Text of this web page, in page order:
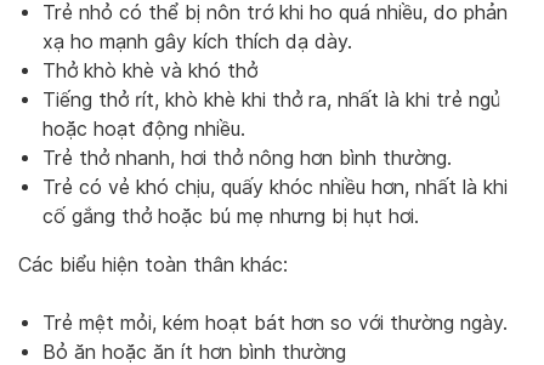
Trẻ nhỏ có thể bị nôn trớ khi ho quá nhiều, do phản
xạ ho mạnh gây kích thích dạ dày.
Thở khò khè và khó thở
Tiếng thở rít, khò khè khi thở ra, nhất là khi trẻ ngủ
hoặc hoạt động nhiều.
Trẻ thở nhanh, hơi thở nông hơn bình thường.
Trẻ có vẻ khó chịu, quấy khóc nhiều hơn, nhất là khi
cố gắng thở hoặc bú mẹ nhưng bị hụt hơi.
Các biểu hiện toàn thân khác:
Trẻ mệt mỏi, kém hoạt bát hơn so với thường ngày.
Bỏ ăn hoặc ăn ít hơn bình thường